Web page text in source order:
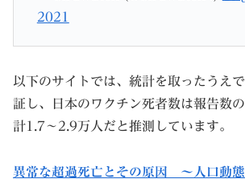
2021
以下のサイトでは、統計を取ったうえ
証し、日本のワクチン死者数は報告数
計1.7～2.9万人だと推測しています。
異常な超過死亡とその原因 ～人口動